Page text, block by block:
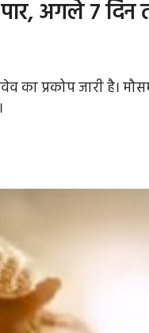
पार, अगले 7
का प्रकोप जारी है।